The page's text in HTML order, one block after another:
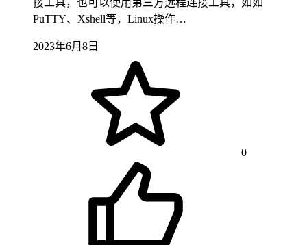
PuTTY、Xshell等，Linux操作…
2023年6月8日
0